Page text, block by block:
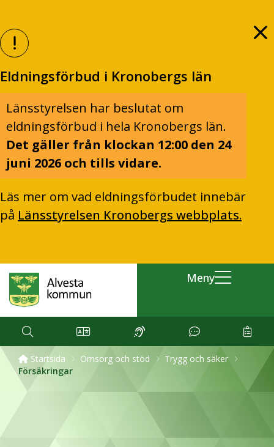
Eldningsförbud i Kronobergs län
Länsstyrelsen har beslutat om
eldningsförbud i hela Kronobergs län.
Det gäller från klockan 12:00 den 24
juni 2026 och tills vidare.
Läs mer om vad eldningsförbudet innebär
på Länsstyrelsen Kronobergs webbplats.
Meny
Startsida Omsorg och stöd
Trygg och säker
Försäkringar